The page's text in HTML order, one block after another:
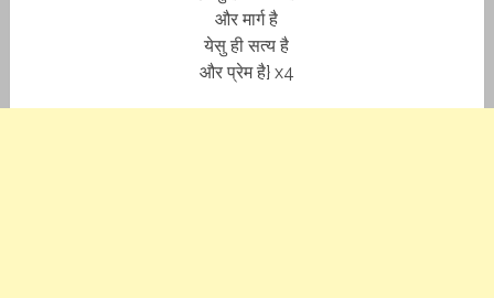
और मार्ग है
येसु ही सत्य है
और प्रेम है} x4